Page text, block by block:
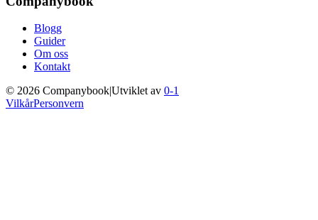
Blogg
Guider
Om oss
Kontakt
© 2026 Companybook|Utviklet av 0-1
VilkårPersonvern